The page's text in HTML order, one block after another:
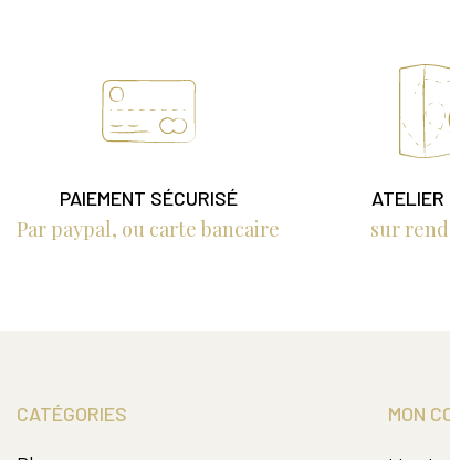
PAIEMENT SÉCURISÉ
Par paypal, ou carte bancaire
ATELIER
sur
CATÉGORIES MON